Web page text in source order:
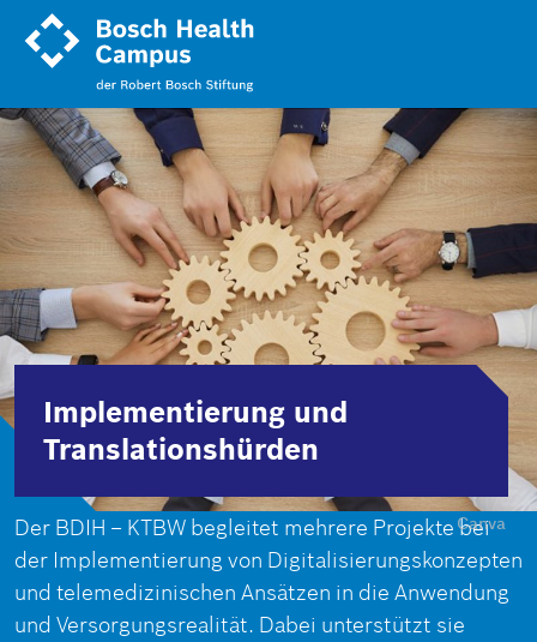
Canva
Implementierung und
Translationshürden
Der BDIH – KTBW begleitet mehrere Projekte bei
der Implementierung von Digitalisierungskonzepten
und telemedizinischen Ansätzen in die Anwendung
und Versorgungsrealität. Dabei unterstützt sie